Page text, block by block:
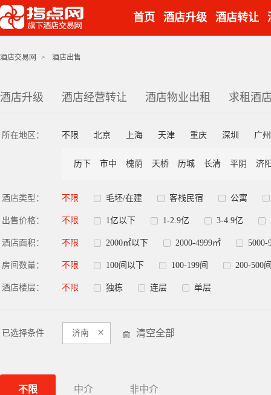
首页 酒店升级 酒店转让
酒店交易网 > 酒店出售
酒店升级 酒店经营转让 酒店物业出租 求租酒
所在地区： 不限 北京 上海 天津 重庆 深圳 广州
历下 市中 槐荫 天桥 历城 长清 平阴 济
酒店类型： 不限 毛坯/在建 客栈民宿 公寓
出售价格： 不限 1亿以下 1-2.9亿 3-4.9亿
酒店面积： 不限 2000㎡以下 2000-4999㎡ 5000-
房间数量： 不限 100间以下 100-199间 200-500
酒店楼层： 不限 独栋 连层 单层
已选择条件 济南 × 清空全部
不限 中介 非中介